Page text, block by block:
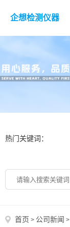
企想检测仪器
热门关键词：
首页 > 公司新闻 >